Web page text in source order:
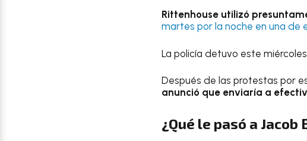
Rittenhouse utilizó
martes por la noche en una de
La policía detuvo este miércoles
Después de las protestas por
anunció que enviaría a
¿Qué le pasó a Jacob